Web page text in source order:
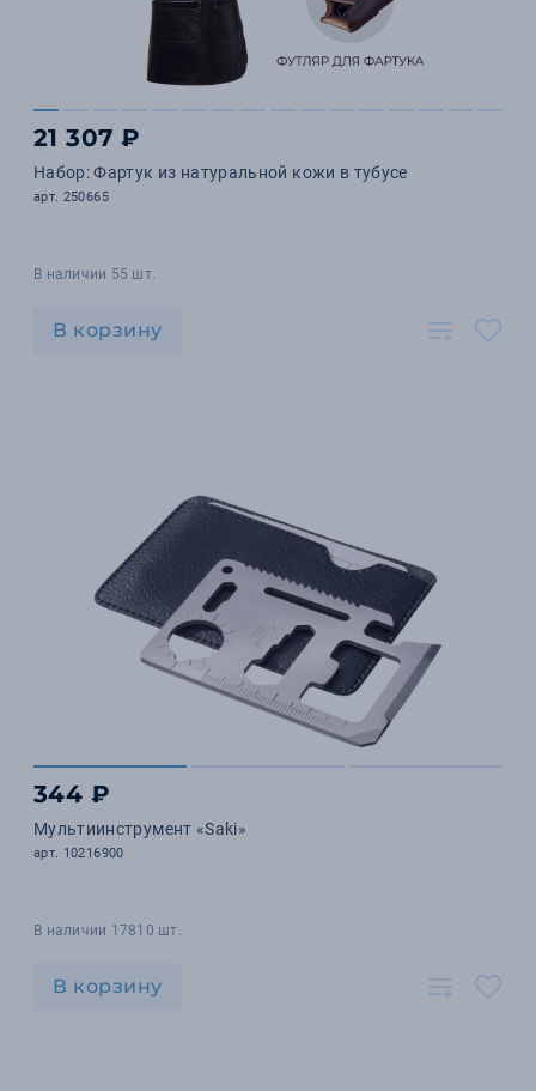
21 307 ₽
Набор: Фартук из натуральной кожи в тубусе
арт. 250665
В наличии 55 шт.
В корзину
344 ₽
Мультиинструмент «Saki»
арт. 10216900
В наличии 17810 шт.
В корзину